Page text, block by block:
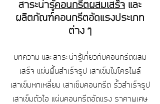
สาระน่ารู้คอนกรีตผสมเสร็จ และ
ผลิตภัณฑ์คอนกรีตอัดแรงประเภท
ต่าง ๆ
บทความ และสาระน่ารู้เกี่ยวกับคอนกรีตผสม
เสร็จ แผ่นพื้นสําเร็จรูป เสาเข็มไมโครไพล์
เสาเข็มหกเหลี่ยม เสาเข็มคอนกรีต รั้วสำเร็จรูป
เสาเข็มตัวไอ แผ่นคอนกรีตอัดแรง ราคาพิเศษ